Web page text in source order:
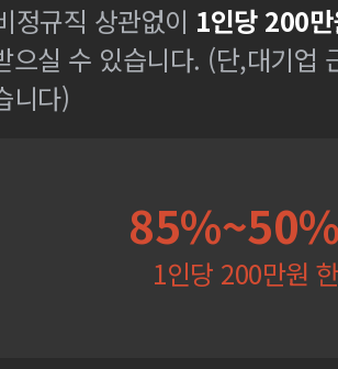
정규직 상관없이 1인당 200
으실 수 있습니다. (단,대기업
니다)
1인당 200만원